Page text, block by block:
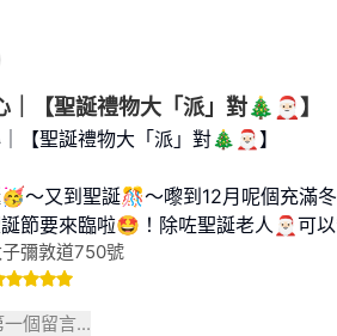
【聖誕禮物大「派」對🎄🎅🏻】
【聖誕禮物大「派」對🎄🎅🏻】
～又到聖誕🎊～嚟到12月呢個充滿
節要來臨啦🤩！除咗聖誕老人🎅🏻可
彌敦道750號
個留言...